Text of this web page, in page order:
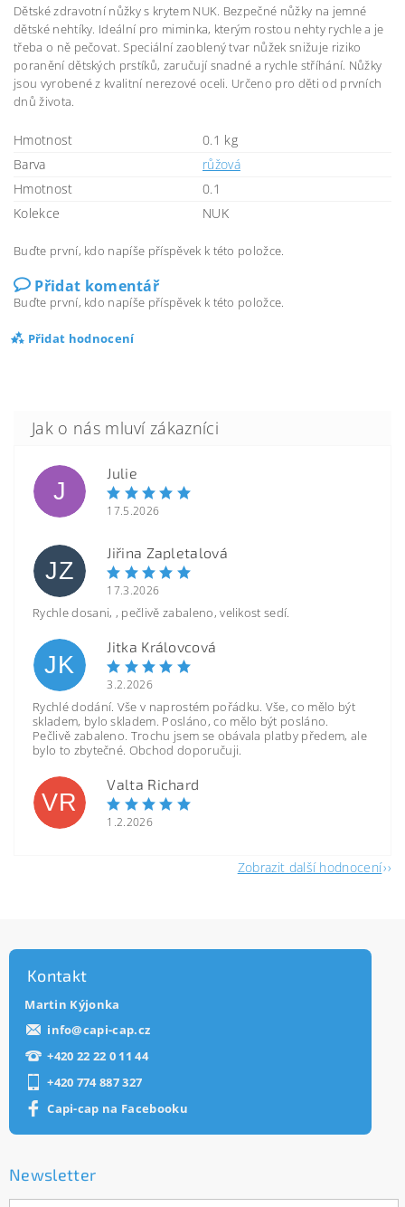
Dětské zdravotní nůžky s krytem NUK. Bezpečné nůžky na jemné
dětské nehtíky. Ideální pro miminka, kterým rostou nehty rychle a je
třeba o ně pečovat. Speciální zaoblený tvar nůžek snižuje riziko
poranění dětských prstíků, zaručují snadné a rychle stříhání. Nůžky
jsou vyrobené z kvalitní nerezové oceli. Určeno pro děti od prvních
dnů života.
Hmotnost
0.1 kg
Barva
růžová
Hmotnost
0.1
Kolekce
NUK
Buďte první, kdo napíše příspěvek k této položce.
Přidat komentář
Buďte první, kdo napíše příspěvek k této položce.
Přidat hodnocení
J
Julie
17.5.2026
JZ
Jiřina Zapletalová
17.3.2026
Rychle dosani, , pečlivě zabaleno, velikost sedí.
JK
Jitka Královcová
3.2.2026
Rychlé dodání. Vše v naprostém pořádku. Vše, co mělo být
skladem, bylo skladem. Posláno, co mělo být posláno.
Pečlivě zabaleno. Trochu jsem se obávala platby předem, ale
bylo to zbytečné. Obchod doporučuji.
VR
Valta Richard
1.2.2026
Zobrazit další hodnocení
Kontakt
Martin Kýjonka
info@capi-cap.cz
+420 22 22 0 11 44
+420 774 887 327
Capi-cap na Facebooku
Newsletter